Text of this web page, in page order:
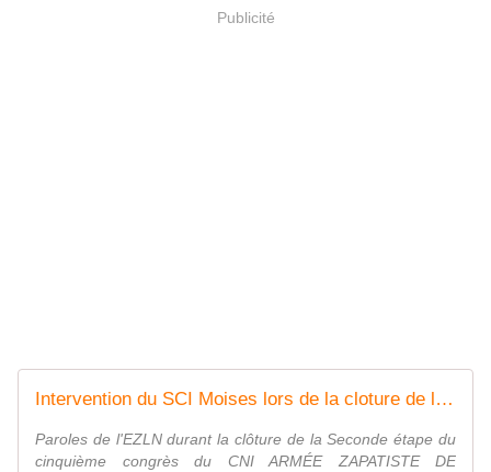
Publicité
Intervention du SCI Moises lors de la cloture de la 2nde étape du V* CNI
Paroles de l'EZLN durant la clôture de la Seconde étape du
cinquième congrès du CNI ARMÉE ZAPATISTE DE